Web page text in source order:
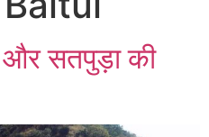
सतपुड़ा की